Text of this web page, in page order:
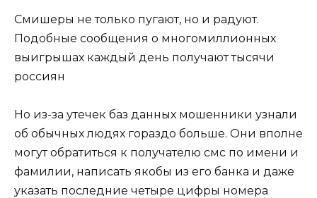
Смишеры не только пугают, но и радуют.
Подобные сообщения о многомиллионных
выигрышах каждый день получают тысячи
россиян
Но из-за утечек баз данных мошенники узнали
об обычных людях гораздо больше. Они вполне
могут обратиться к получателю смс по имени и
фамилии, написать якобы из его банка и даже
указать последние четыре цифры номера